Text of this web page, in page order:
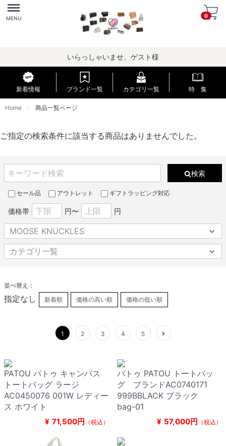
Menu
MENU 0
いらっしゃいませ、ゲスト様
新着情報 ブランド一覧 カテゴリ一覧 特 集
Home 商品一覧ページ
ご指定の検索条件に該当する商品はありませんでした。
検索
セール品 アウトレット ギフトラッピング対応
価格帯 円〜 円
並べ替え：
指定なし 新着順 価格の高い順 価格の低い順
1 2 3 4 5
PATOU パトゥ キャンバス
トートバッグ ラージ
AC0450076 001W レディー
ス ホワイト
¥ 71,500円 （税込）
パトゥ PATOU トートバッ
グ ブランドAC0740171
999BBLACK ブラック
bag-01
¥ 57,000円 （税込）